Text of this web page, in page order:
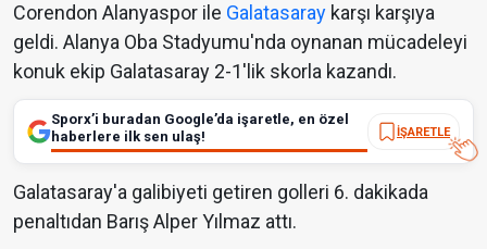
Corendon Alanyaspor ile Galatasaray karşı karşıya
geldi. Alanya Oba Stadyumu'nda oynanan mücadeleyi
konuk ekip Galatasaray 2-1'lik skorla kazandı.
Sporx’i buradan Google’da işaretle, en özel
haberlere ilk sen ulaş!
İŞARETLE
Galatasaray'a galibiyeti getiren golleri 6. dakikada
penaltıdan Barış Alper Yılmaz attı.